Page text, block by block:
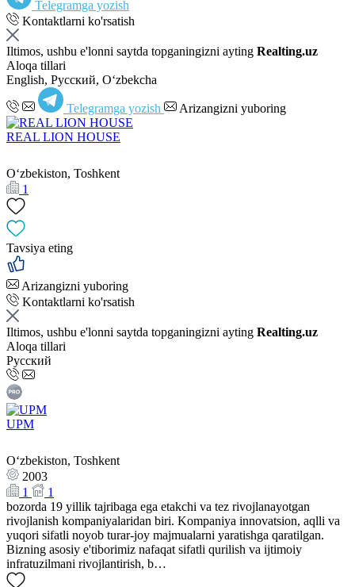
Telegramga yozish
Kontaktlarni ko'rsatish
Iltimos, ushbu e'lonni saytda topganingizni ayting Realting.uz
Aloqa tillari
English, Русский, Oʻzbekcha
Telegramga yozish Arizangizni yuboring
REAL LION HOUSE
Oʻzbekiston, Toshkent
1
Tavsiya eting
Arizangizni yuboring
Kontaktlarni ko'rsatish
Iltimos, ushbu e'lonni saytda topganingizni ayting Realting.uz
Aloqa tillari
Русский
UPM
Oʻzbekiston, Toshkent
2003
1
1
bozorda 19 yillik tajribaga ega etakchi va tez rivojlanayotgan
rivojlanish kompaniyalaridan biri. Kompaniya innovatsion, aqlli va
yuqori sifatli noyob turar-joy majmualarni yaratishga qaratilgan.
Bizning asosiy e'tiborimiz nafaqat sifatli qurilish va ijtimoiy
infratuzilmani rivojlantirish, b…